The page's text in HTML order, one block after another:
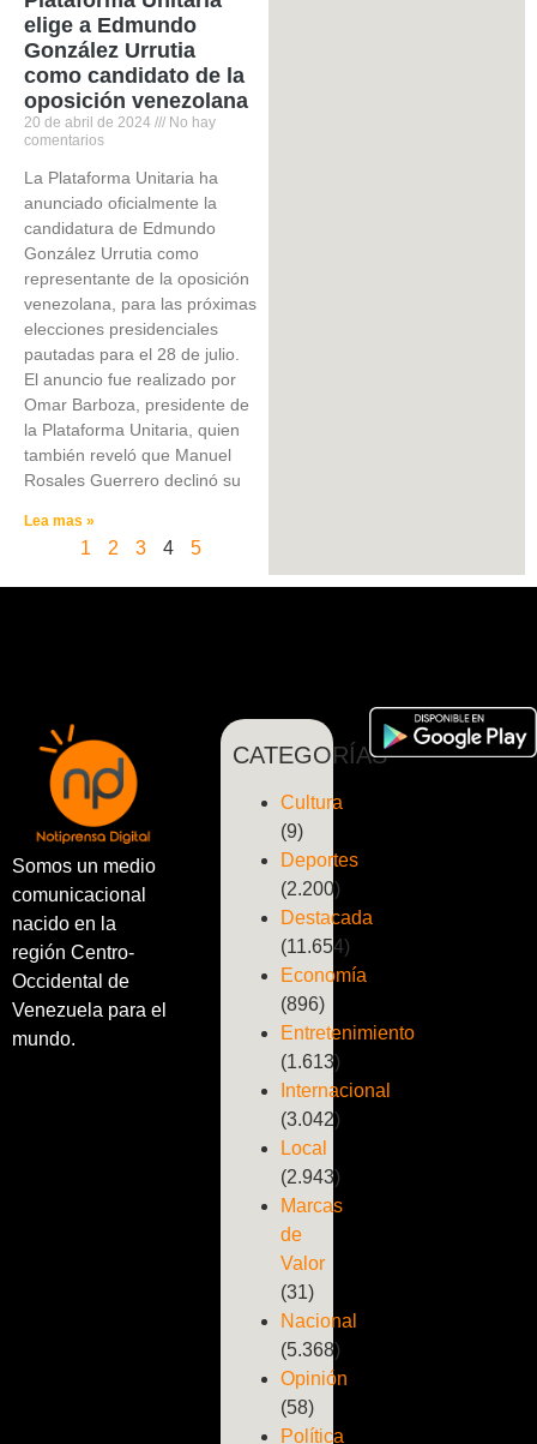
elige a Edmundo
González Urrutia
como candidato de la
oposición venezolana
20 de abril de 2024
No hay
comentarios
La Plataforma Unitaria ha
anunciado oficialmente la
candidatura de Edmundo
González Urrutia como
representante de la oposición
venezolana, para las próximas
elecciones presidenciales
pautadas para el 28 de julio.
El anuncio fue realizado por
Omar Barboza, presidente de
la Plataforma Unitaria, quien
también reveló que Manuel
Rosales Guerrero declinó su
Lea mas »
1 2 3 4 5
Somos un medio
comunicacional
nacido en la
región Centro-
Occidental de
Venezuela para el
mundo.
CATEGORÍAS
Cultura
(9)
Deportes
(2.200)
Destacada
(11.654)
Economía
(896)
Entretenimiento
(1.613)
Internacional
(3.042)
Local
(2.943)
Marcas
de
Valor
(31)
Nacional
(5.368)
Opinión
(58)
Política